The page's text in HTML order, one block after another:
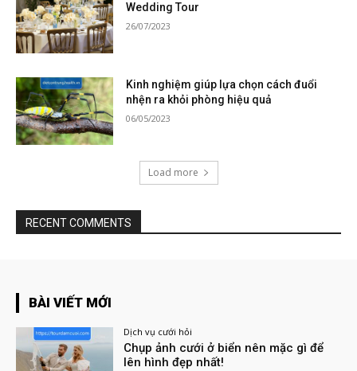
Wedding Tour
26/07/2023
Kinh nghiệm giúp lựa chọn cách đuổi
nhện ra khỏi phòng hiệu quả
06/05/2023
Load more
RECENT COMMENTS
BÀI VIẾT MỚI
Dịch vụ cưới hỏi
Chụp ảnh cưới ở biển nên mặc gì để
lên hình đẹp nhất!